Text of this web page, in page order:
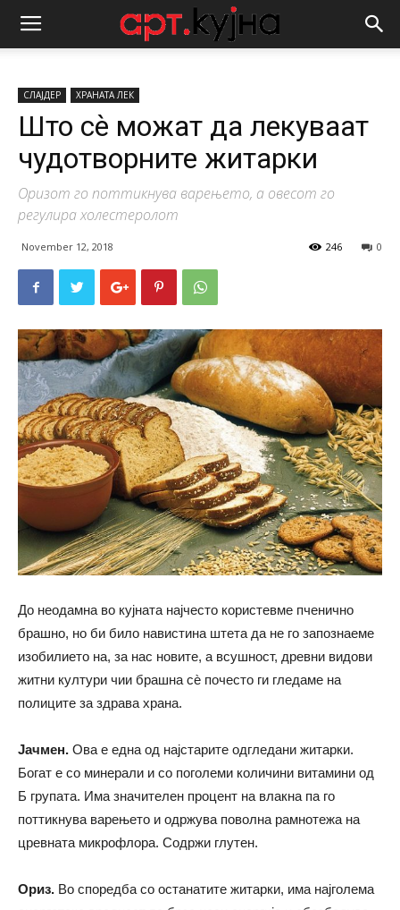
СЛАЈДЕР ХРАНАТА ЛЕК
Што сѐ можат да лекуваат
чудотворните житарки
Оризот го поттикнува варењето, а овесот го
регулира холестеролот
November 12, 2018 0
246
До неодамна во кујната најчесто користевме пченично
брашно, но би било навистина штета да не го запознаеме
изобилието на, за нас новите, а всушност, древни видови
житни култури чии брашна сѐ почесто ги гледаме на
полиците за здрава храна.
Јачмен. Ова е една од најстарите одгледани житарки.
Богат е со минерали и со поголеми количини витамини од
Б групата. Има значителен процент на влакна па го
поттикнува варењето и одржува поволна рамнотежа на
цревната микрофлора. Содржи глутен.
Ориз. Во споредба со останатите житарки, има најголема